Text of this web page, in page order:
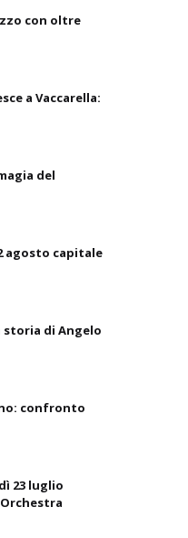
con oltre
a Vaccarella:
del
agosto capitale
storia di Angelo
confronto
23 luglio